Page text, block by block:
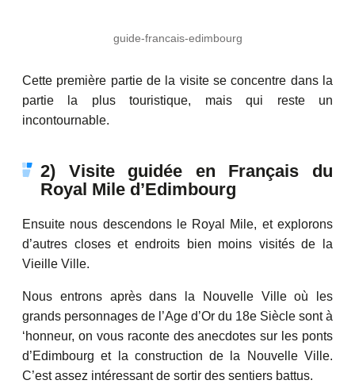
guide-francais-edimbourg
Cette première partie de la visite se concentre dans la
partie la plus touristique, mais qui reste un
incontournable.
2) Visite guidée en Français du
Royal Mile d’Edimbourg
Ensuite nous descendons le Royal Mile, et explorons
d’autres closes et endroits bien moins visités de la
Vieille Ville.
Nous entrons après dans la Nouvelle Ville où les
grands personnages de l’Age d’Or du 18e Siècle sont à
‘honneur, on vous raconte des anecdotes sur les ponts
d’Edimbourg et la construction de la Nouvelle Ville.
C’est assez intéressant de sortir des sentiers battus.